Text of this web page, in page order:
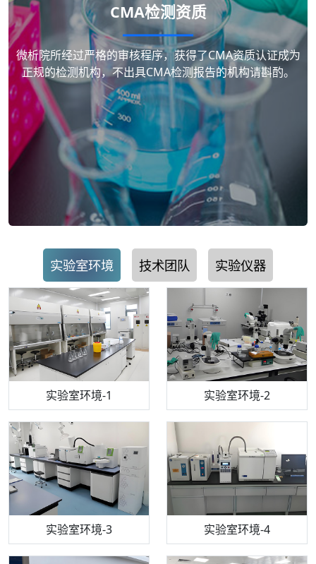
CMA检测资质
微析院所经过严格的审核程序，获得了CMA资质认证成为
正规的检测机构，不出具CMA检测报告的机构请斟酌。
实验室环境 技术团队 实验仪器
实验室环境-1 实验室环境-2
实验室环境-3 实验室环境-4
机构质检技术员-1 机构质检技术员-2
机构质检技术员-3 机构质检技术员-4
步入式恒温恒湿试验箱 电感耦合等离子体光谱仪
高效液相色谱仪 流式细胞仪